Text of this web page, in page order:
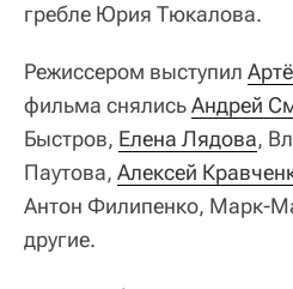
гребле Юрия Тюкалова.
Режиссером выступил
фильма снялисьАндрей
Быстров, Елена Лядова,
Паутова, Алексей
Антон Филипенко, Марк-
другие.